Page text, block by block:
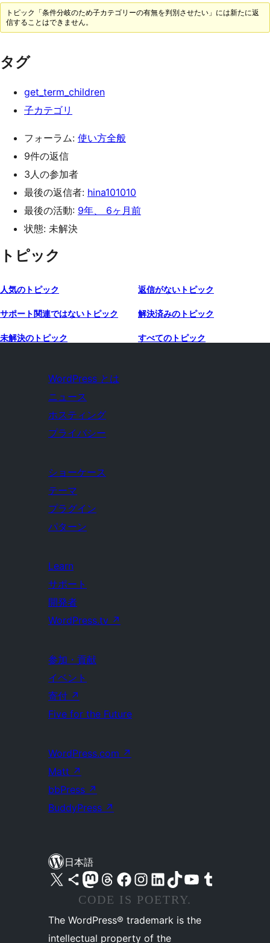
トピック「条件分岐のため子カテゴリーの有無を判別させたい」には新たに返
信することはできません。
タグ
get_term_children
子カテゴリ
フォーラム: 使い方全般
9件の返信
3人の参加者
最後の返信者: hina101010
最後の活動: 9年、 6ヶ月前
状態: 未解決
トピック
人気のトピック 返信がないトピック
サポート関連ではないトピック 解決済みのトピック
未解決のトピック すべてのトピック
WordPress とは
ニュース
ホスティング
プライバシー
ショーケース
テーマ
プラグイン
パターン
Learn
サポート
開発者
WordPress.tv ↗
参加・貢献
イベント
寄付 ↗
Five for the Future
WordPress.com ↗
Matt ↗
bbPress ↗
BuddyPress ↗
日本語
X (旧 Twitter) アカウントへ Bluesky アカウントへ Mastodon アカウントへ Threads アカウントへ Facebook ページへ Instagram アカウントへ LinkedIn アカウントへTikTok アカウントへ YouTube チャンネルへ Tumblr アカウントへ
CODE IS POETRY.
The WordPress® trademark is the
intellectual property of the